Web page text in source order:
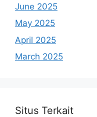
June 2025
May 2025
April 2025
March 2025
Situs Terkait